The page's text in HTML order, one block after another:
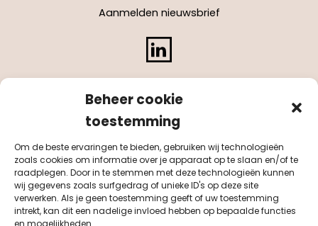
Beheer cookie
toestemming
Om de beste ervaringen te bieden, gebruiken wij technologieën
zoals cookies om informatie over je apparaat op te slaan en/of te
raadplegen. Door in te stemmen met deze technologieën kunnen
wij gegevens zoals surfgedrag of unieke ID's op deze site
verwerken. Als je geen toestemming geeft of uw toestemming
intrekt, kan dit een nadelige invloed hebben op bepaalde functies
en mogelijkheden.
Aanmelden nieuwsbrief